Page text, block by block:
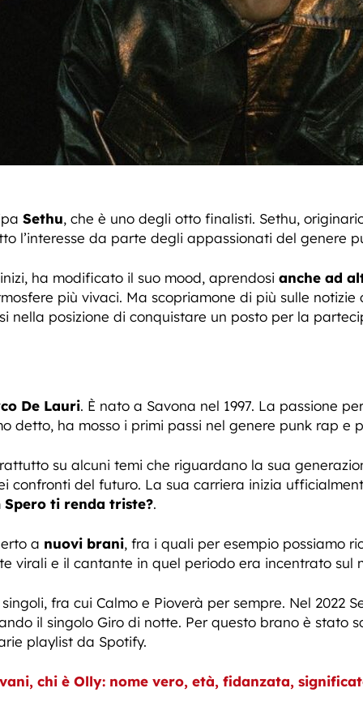
Sethu, che è uno degli otto finalisti. Sethu,
l’interesse da parte degli appassionati del genere
ha modificato il suo mood, aprendosi anche ad
più vivaci. Ma scopriamone di più sulle
nella posizione di conquistare un posto per la
De Lauri. È nato a Savona nel 1997. La passione
detto, ha mosso i primi passi nel genere punk rap e
su alcuni temi che riguardano la sua
confronti del futuro. La sua carriera inizia
Spero ti renda triste?.
a nuovi brani, fra i quali per esempio possiamo
virali e il cantante in quel periodo era incentrato sul
fra cui Calmo e Pioverà per sempre. Nel 2022
il singolo Giro di notte. Per questo brano è stato
playlist da Spotify.
chi è Olly: nome vero, età, fidanzata,